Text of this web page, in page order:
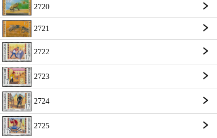
2720
2721
2722
2723
2724
2725